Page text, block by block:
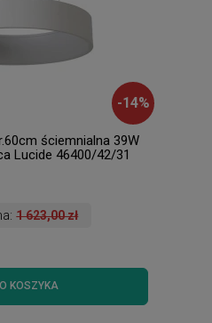
-14%
ściemnialna 39W
Lucide 46400/42/31
1 623,00 zł
KOSZYKA